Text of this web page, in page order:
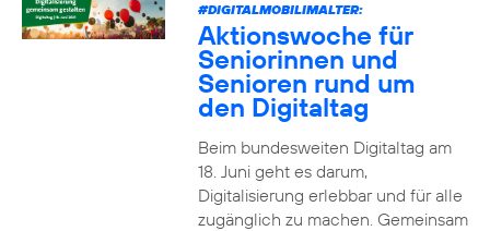
#DIGITALMOBILIMALTER:
Aktionswoche für
Seniorinnen und
Senioren rund um
den Digitaltag
Beim bundesweiten Digitaltag am
18. Juni geht es darum,
Digitalisierung erlebbar und für alle
zugänglich zu machen. Gemeinsam